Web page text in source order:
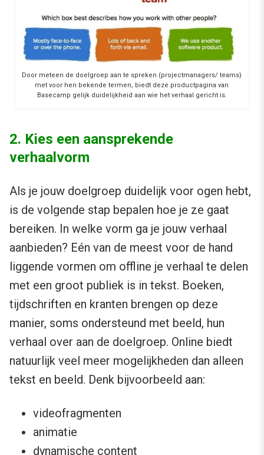
Door meteen de doelgroep aan te spreken (projectmanagers/ teams)
met voor hen bekende termen, biedt deze productpagina van
Basecamp gelijk duidelijkheid aan wie het verhaal gericht is.
2. Kies een aansprekende
verhaalvorm
Als je jouw doelgroep duidelijk voor ogen hebt,
is de volgende stap bepalen hoe je ze gaat
bereiken. In welke vorm ga je jouw verhaal
aanbieden? Eén van de meest voor de hand
liggende vormen om offline je verhaal te delen
met een groot publiek is in tekst. Boeken,
tijdschriften en kranten brengen op deze
manier, soms ondersteund met beeld, hun
verhaal over aan de doelgroep. Online biedt
natuurlijk veel meer mogelijkheden dan alleen
tekst en beeld. Denk bijvoorbeeld aan:
videofragmenten
animatie
dynamische content